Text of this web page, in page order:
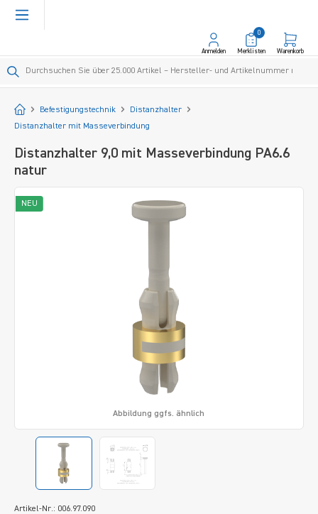
springen
Anmelden Merklisten
0
Warenkorb
Startseite
Befestigungstechnik
Distanzhalter
Distanzhalter mit Masseverbindung
Distanzhalter 9,0 mit Masseverbindung PA6.6
natur
Artikel-Nr.: 006.97.090
NEU
Abbildung ggfs. ähnlich